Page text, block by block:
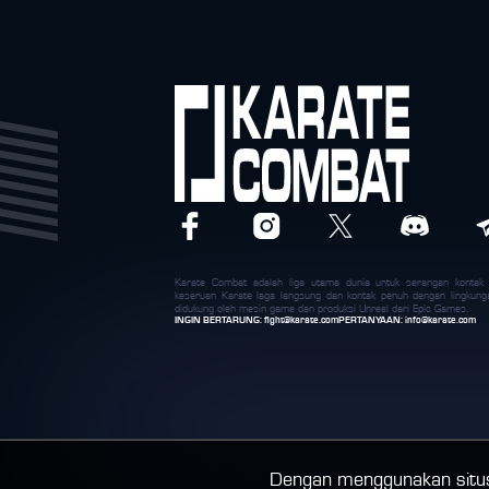
Dengan menggunakan
Karate Combat adalah liga utama dunia untuk serangan kontak
keseruan Karate laga langsung dan kontak penuh dengan
didukung oleh mesin game dan produksi Unreal dari Epic Games.
INGIN BERTARUNG: fight@karate.comPERTANYAAN: info@karate.com